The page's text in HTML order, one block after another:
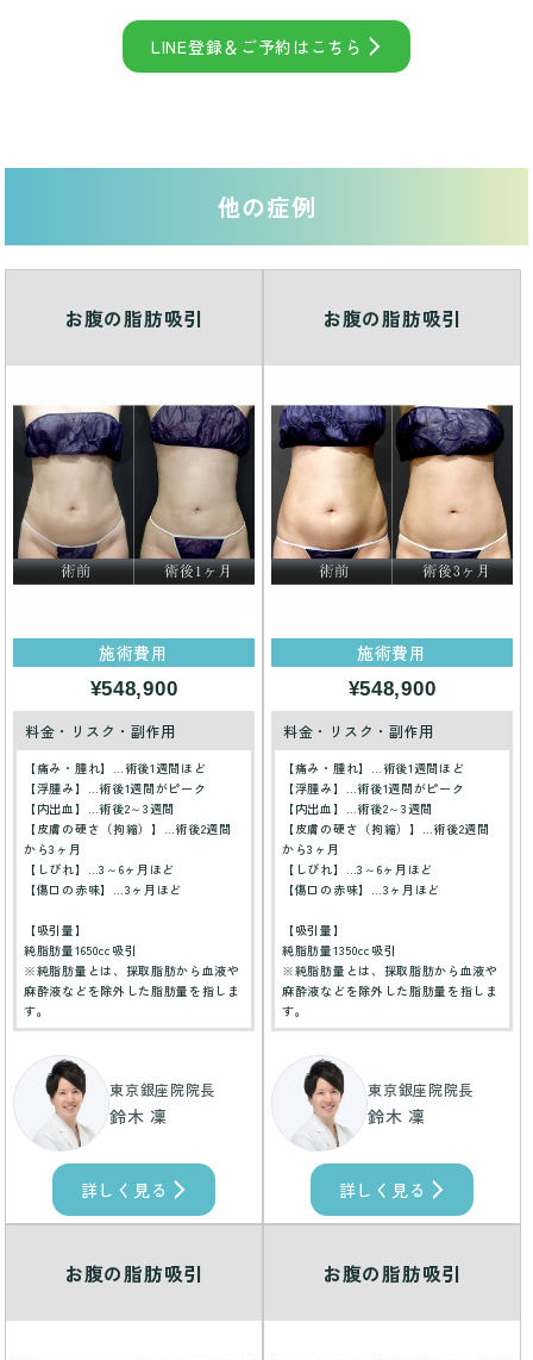
LINE登録＆ご予約はこちら
他の症例
お腹の脂肪吸引
施術費用
¥548,900
料金・リスク・副作用
【痛み・腫れ】…術後1週間ほど
【浮腫み】…術後1週間がピーク
【内出血】…術後2～3週間
【皮膚の硬さ（拘縮）】…術後2週間
から3ヶ月
【しびれ】…3～6ヶ月ほど
【傷口の赤味】…3ヶ月ほど
【吸引量】
純脂肪量1650cc吸引
※純脂肪量とは、採取脂肪から血液や
麻酔液などを除外した脂肪量を指しま
す。
東京銀座院院長
鈴木 凜
詳しく見る
お腹の脂肪吸引
施術費用
¥548,900
料金・リスク・副作用
【痛み・腫れ】…術後1週間ほど
【浮腫み】…術後1週間がピーク
【内出血】…術後2～3週間
【皮膚の硬さ（拘縮）】…術後2週間
から3ヶ月
【しびれ】…3～6ヶ月ほど
【傷口の赤味】…3ヶ月ほど
【吸引量】
純脂肪量1350cc吸引
※純脂肪量とは、採取脂肪から血液や
麻酔液などを除外した脂肪量を指しま
す。
東京銀座院院長
鈴木 凜
詳しく見る
お腹の脂肪吸引 お腹の脂肪吸引